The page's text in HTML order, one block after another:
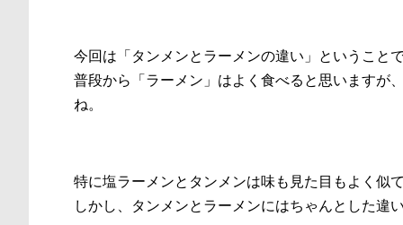
今回は「タンメンとラーメンの違い」ということ
普段から「ラーメン」はよく食べると思いますが
ね。
特に塩ラーメンとタンメンは味も見た目もよく似
しかし、タンメンとラーメンにはちゃんとした違